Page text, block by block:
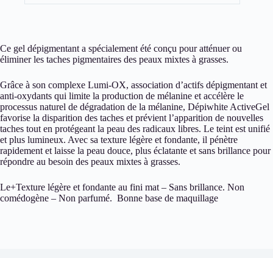
Ce gel dépigmentant a spécialement été conçu pour atténuer ou
éliminer les taches pigmentaires des peaux mixtes à grasses.
Grâce à son complexe Lumi-OX, association d’actifs dépigmentant et
anti-oxydants qui limite la production de mélanine et accélère le
processus naturel de dégradation de la mélanine, Dépiwhite ActiveGel
favorise la disparition des taches et prévient l’apparition de nouvelles
taches tout en protégeant la peau des radicaux libres. Le teint est unifié
et plus lumineux. Avec sa texture légère et fondante, il pénètre
rapidement et laisse la peau douce, plus éclatante et sans brillance pour
répondre au besoin des peaux mixtes à grasses.
Le+Texture légère et fondante au fini mat – Sans brillance. Non
comédogène – Non parfumé. Bonne base de maquillage